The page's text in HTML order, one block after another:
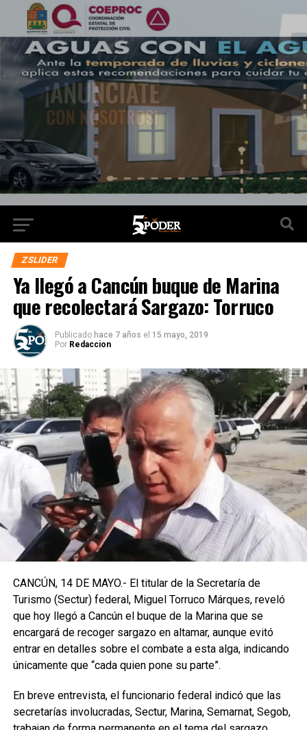
ZSLIDER
Ya llegó a Cancún buque de Marina
que recolectará Sargazo: Torruco
Publicado hace 7 años el 15 mayo, 2019
Por Redaccion
CANCÚN, 14 DE MAYO.- El titular de la Secretaría de
Turismo (Sectur) federal, Miguel Torruco Márques, reveló
que hoy llegó a Cancún el buque de la Marina que se
encargará de recoger sargazo en altamar, aunque evitó
entrar en detalles sobre el combate a esta alga, indicando
únicamente que “cada quien pone su parte”.
En breve entrevista, el funcionario federal indicó que las
secretarías involucradas, Sectur, Marina, Semarnat, Segob,